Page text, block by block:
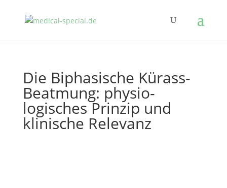
Die Biphasische Kürass-
Beatmung: physio­
logisches Prinzip und
klinische Relevanz